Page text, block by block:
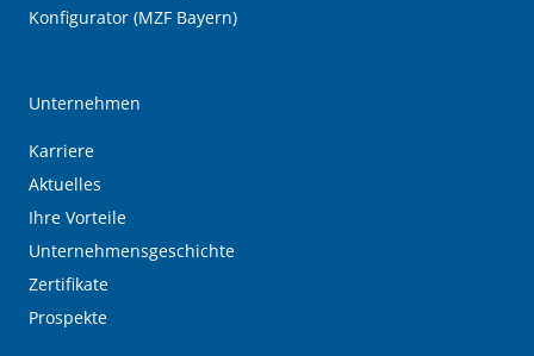
Konfigurator (MZF Bayern)
Unternehmen
Karriere
Aktuelles
Ihre Vorteile
Unternehmensgeschichte
Zertifikate
Prospekte